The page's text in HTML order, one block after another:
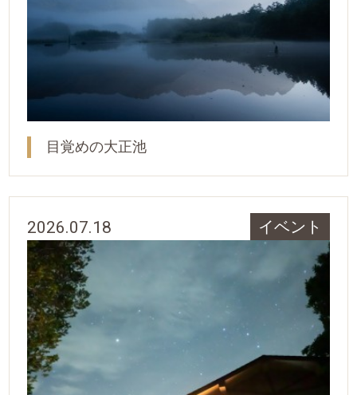
目覚めの大正池
2026.07.18 イベント